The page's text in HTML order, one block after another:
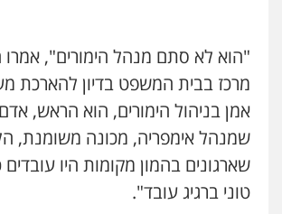
פלילי מעצרים וחקירות
נוער רישום פלילי
0522763105
עו"ד שלומי שרון
פלילי צבאי מעצרים וחקירות
0547342002
"הוא לא סתם מנהל הימורים", אמרו
מרכז בבית המשפט בדיון להארכת
אמן בניהול הימורים, הוא הראש,
שמנהל אימפריה, מכונה משומנת,
שארגונים בהמון מקומות היו עובדים
טוני ברגיג עובד".